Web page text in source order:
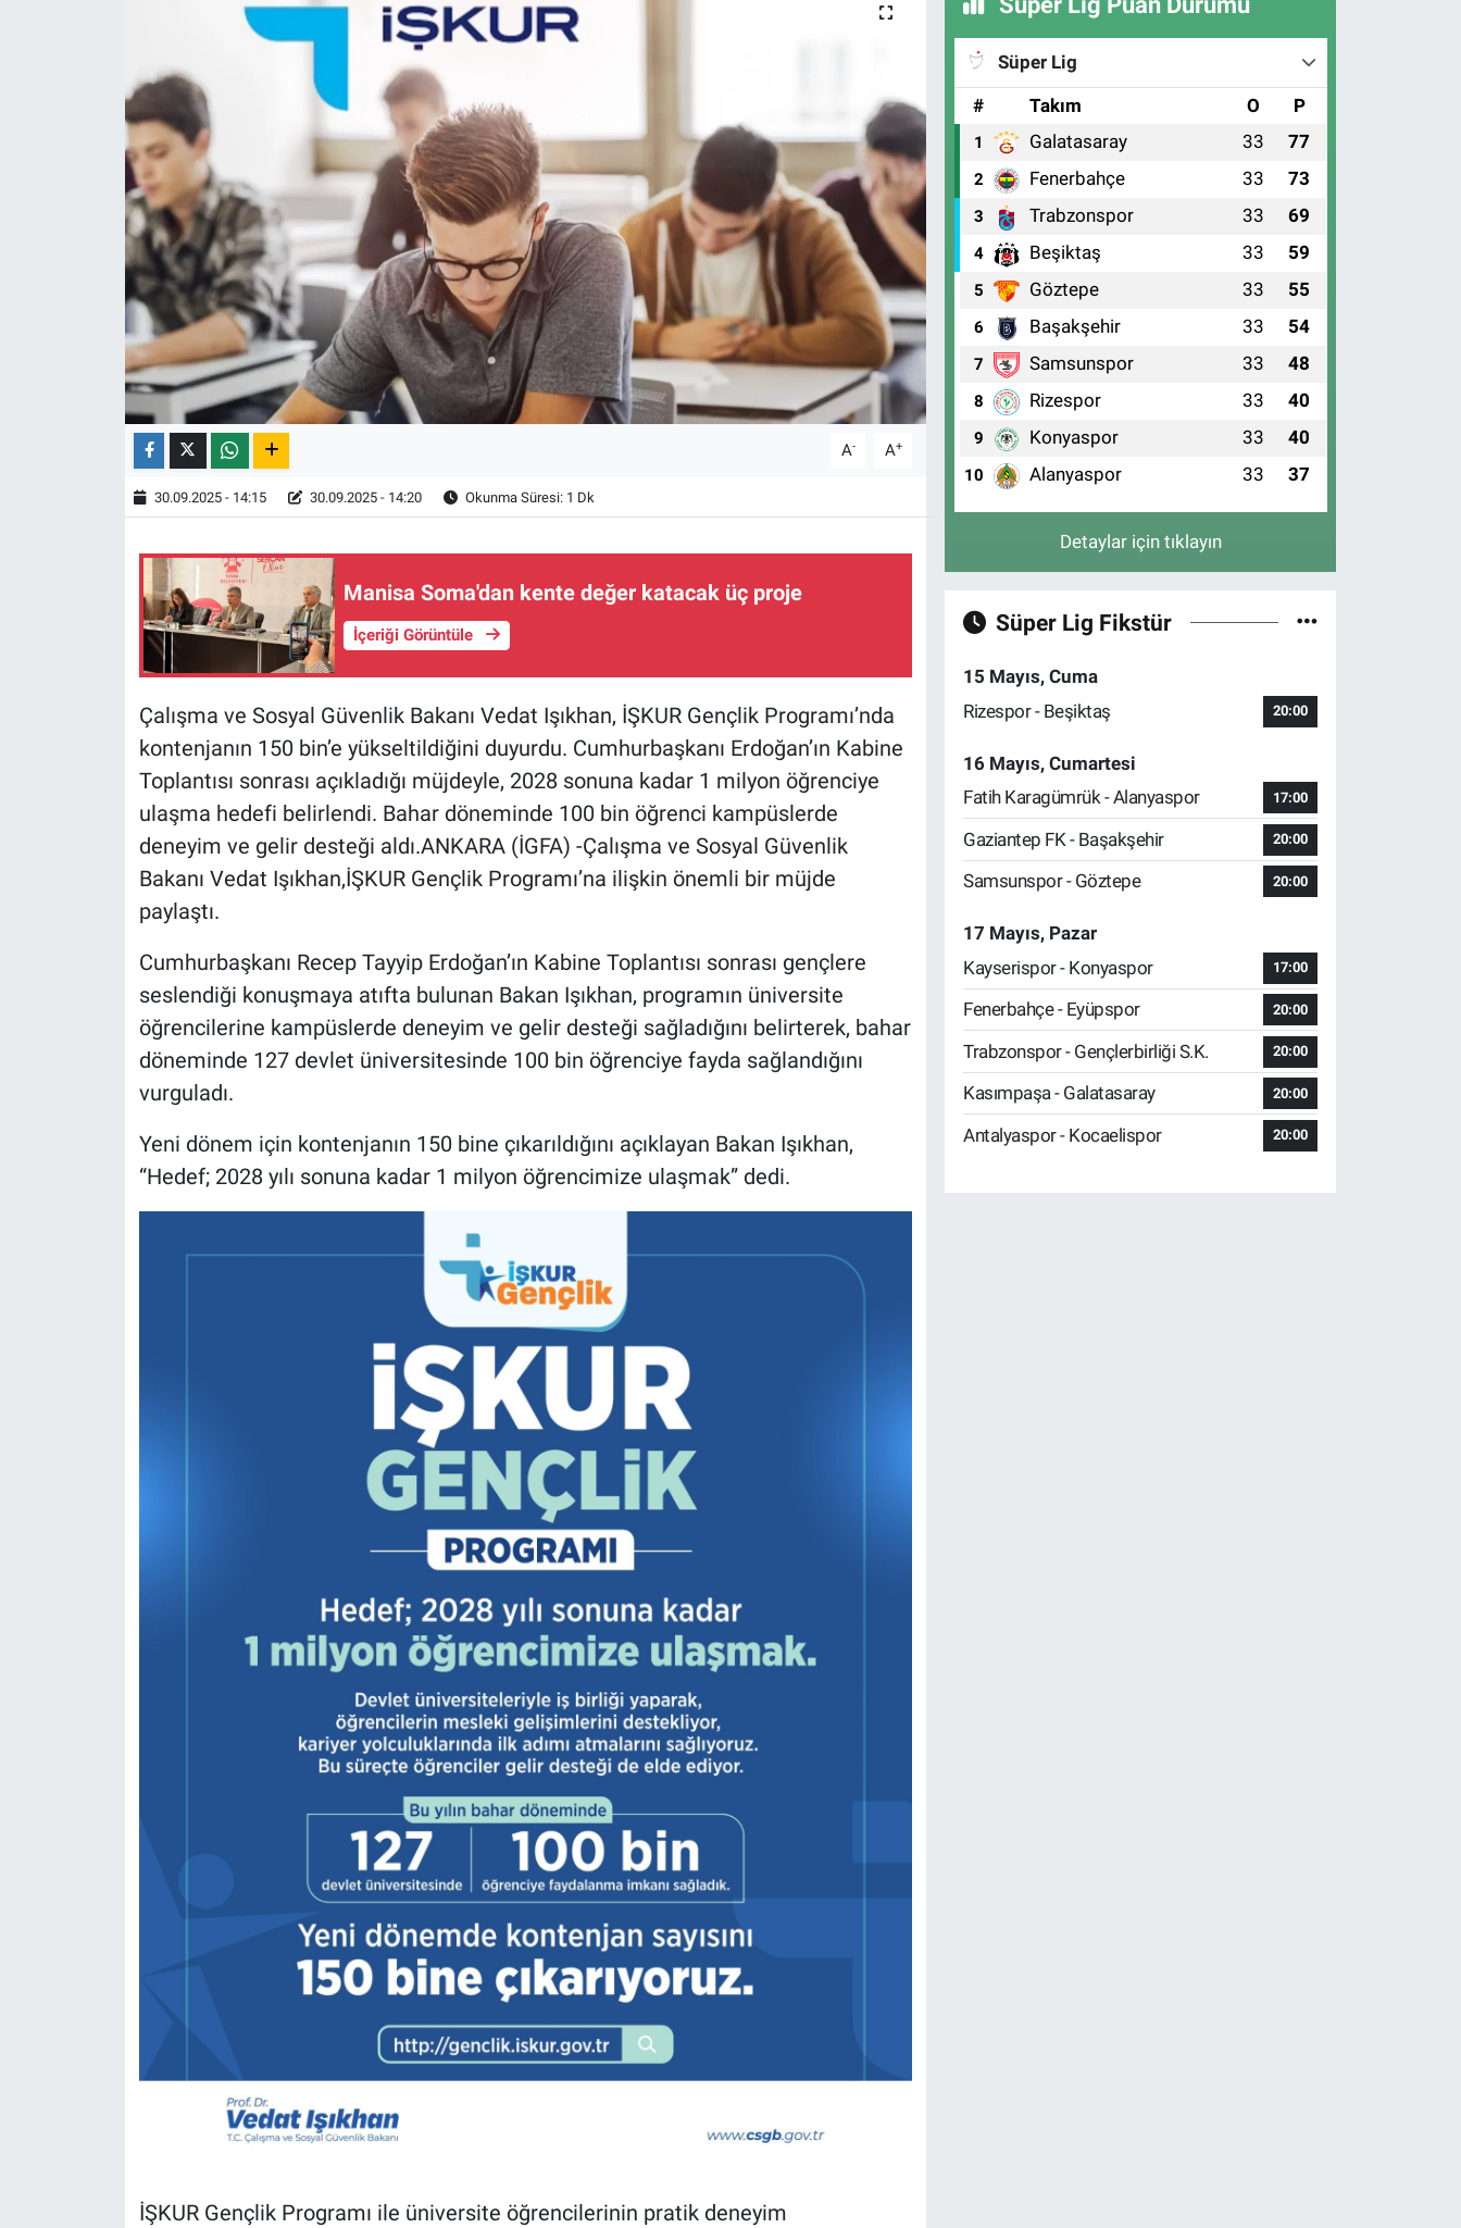
A- A+
30.09.2025 - 14:15 30.09.2025 - 14:20 Okunma Süresi: 1 Dk
Manisa Soma'dan kente değer katacak üç proje
İçeriği Görüntüle
Çalışma ve Sosyal Güvenlik Bakanı Vedat Işıkhan, İŞKUR Gençlik Programı’nda
kontenjanın 150 bin’e yükseltildiğini duyurdu. Cumhurbaşkanı Erdoğan’ın Kabine
Toplantısı sonrası açıkladığı müjdeyle, 2028 sonuna kadar 1 milyon öğrenciye
ulaşma hedefi belirlendi. Bahar döneminde 100 bin öğrenci kampüslerde
deneyim ve gelir desteği aldı.ANKARA (İGFA) -Çalışma ve Sosyal Güvenlik
Bakanı Vedat Işıkhan,İŞKUR Gençlik Programı’na ilişkin önemli bir müjde
paylaştı.
Cumhurbaşkanı Recep Tayyip Erdoğan’ın Kabine Toplantısı sonrası gençlere
seslendiği konuşmaya atıfta bulunan Bakan Işıkhan, programın üniversite
öğrencilerine kampüslerde deneyim ve gelir desteği sağladığını belirterek, bahar
döneminde 127 devlet üniversitesinde 100 bin öğrenciye fayda sağlandığını
vurguladı.
Yeni dönem için kontenjanın 150 bine çıkarıldığını açıklayan Bakan Işıkhan,
“Hedef; 2028 yılı sonuna kadar 1 milyon öğrencimize ulaşmak” dedi.
İŞKUR Gençlik Programı ile üniversite öğrencilerinin pratik deneyim
Süper Lig
#
Takım O P
1 Galatasaray 33 77
2 Fenerbahçe 33 73
3 Trabzonspor 33 69
4 Beşiktaş 33 59
5 Göztepe 33 55
6 Başakşehir 33 54
7 Samsunspor 33 48
8 Rizespor 33 40
9 Konyaspor 33 40
10 Alanyaspor 33 37
Detaylar için tıklayın
Süper Lig Fikstür
15 Mayıs, Cuma
Rizespor - Beşiktaş
20:00
16 Mayıs, Cumartesi
Fatih Karagümrük - Alanyaspor
17:00
Gaziantep FK - Başakşehir 20:00
Samsunspor - Göztepe 20:00
17 Mayıs, Pazar
Kayserispor - Konyaspor
17:00
Fenerbahçe - Eyüpspor 20:00
Trabzonspor - Gençlerbirliği S.K. 20:00
Kasımpaşa - Galatasaray 20:00
Antalyaspor - Kocaelispor 20:00
Video Galeri